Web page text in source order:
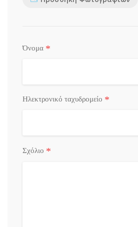
Όνομα *
Ηλεκτρονικό ταχυδρομείο *
Σχόλιο *